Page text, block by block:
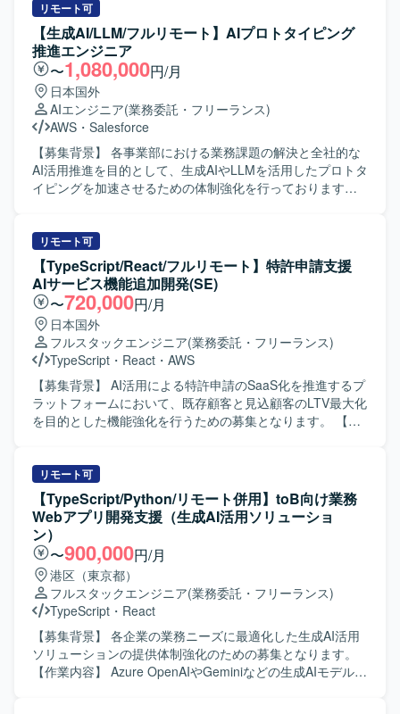
リモート可
【生成AI/LLM/フルリモート】AIプロトタイピング
推進エンジニア
〜1,080,000円/月
日本国外
AIエンジニア(業務委託・フリーランス)
AWS ・ Salesforce
【募集背景】 各事業部における業務課題の解決と全社的な
AI活用推進を目的として、生成AIやLLMを活用したプロトタ
イピングを加速させるための体制強化を行っております。
生成AIやLLMを活用したPoCの設計や、RAGやAIエージェ
ントを用いたプロトタイプ開発を担当していただきます。
あわせて、技術選定や検証設計、評価指標の設定およびレ
ポーティングも行っていただきます。 【求める人物像】 事
業部門と協働しながら課題の本質を見極め、自ら主体的に
要件定義からプロトタイピングまで推進できる方を求めて
おります。新しい技術やツールへのキャッチアップが速
く、仮説検証を高速に回しながら価値提供につなげられる
方が望ましいです。 【ポジションの魅力】 全社横断で複数
の事業部と関わりながら、0→1フェーズのAIプロダクト創
出に深く関与していただけます。生成AIやLLM、RAG、AI
業務改善や新しいビジネス価値の創出に貢献していただけ
ます。 【開発環境】 生成AI／LLM、RAG、AIエージェン
ト、AWS／GCP／Azureなどのクラウドサービスを活用し
たプロトタイピング環境を想定しております。
リモート可
【TypeScript/React/フルリモート】特許申請支援
AIサービス機能追加開発(SE)
〜720,000円/月
日本国外
フルスタックエンジニア(業務委託・フリーランス)
TypeScript ・ React ・ AWS
【募集背景】 AI活用による特許申請のSaaS化を推進するプ
ラットフォームにおいて、既存顧客と見込顧客のLTV最大化
を目的とした機能強化を行うための募集となります。 【作
す。 SaaSシステムとして顧客ごとのデータが相互に混在・
流出しないよう配慮した設計や、安定稼働を前提とした高
品質な実装を行っていただきます。 AI駆動開発環境および
プロジェクト管理ツールを活用しながら、SEとして自走的
にタスクを推進いただきます。 【求める人物像】 AIコーデ
ィングツールを積極的に活用しながらも、生成物の品質を
自らレビューし、改善を回せる方を求めています。 要件を
構造的に整理し、AIへの指示内容を自ら工夫できる方や、
変化のある環境でも主体的にタスクを進められる方がフィ
ットします。 【ポジションの魅力】 AI駆動開発を中核に据
えた開発プロセスを経験でき、LLMや各種AIツールを用い
た最新の開発スタイルに携わることができます。 特許申請
リモート可
【TypeScript/Python/リモート併用】toB向け業務
Webアプリ開発支援（生成AI活用ソリューショ
ン）
〜900,000円/月
港区（東京都）
フルスタックエンジニア(業務委託・フリーランス)
TypeScript ・ React
【募集背景】 各企業の業務ニーズに最適化した生成AI活用
ソリューションの提供体制強化のための募集となります。
【作業内容】 Azure OpenAIやGeminiなどの生成AIモデルを